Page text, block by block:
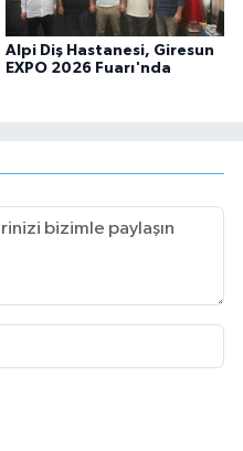
Alpi Diş Hastanesi, Giresun
EXPO 2026 Fuarı'nda